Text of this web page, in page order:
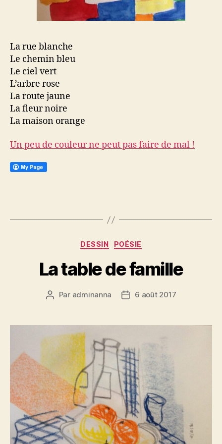
La rue blanche
Le chemin bleu
Le ciel vert
L’arbre rose
La route jaune
La fleur noire
La maison orange
Un peu de couleur ne peut pas faire de mal !
Catégories
DESSIN POÉSIE
La table de famille
Auteur
Par adminanna
Date6 août 2017